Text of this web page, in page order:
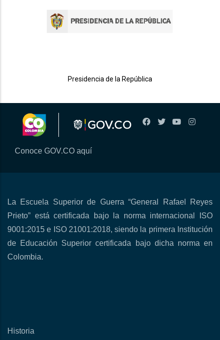
Presidencia de la República
Conoce GOV.CO aquí
La Escuela Superior de Guerra “General Rafael Reyes
Prieto” está certificada bajo la norma internacional ISO
9001:2015 e ISO 21001:2018, siendo la primera Institución
de Educación Superior certificada bajo dicha norma en
Colombia.
Historia